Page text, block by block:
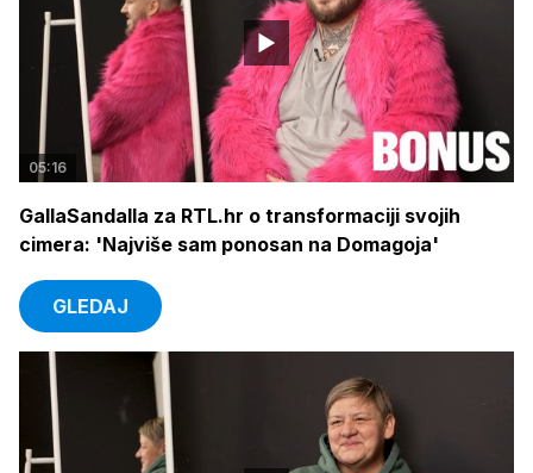
05:16
GallaSandalla za RTL.hr o transformaciji svojih
cimera: 'Najviše sam ponosan na Domagoja'
GLEDAJ